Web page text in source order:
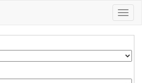
Toggle